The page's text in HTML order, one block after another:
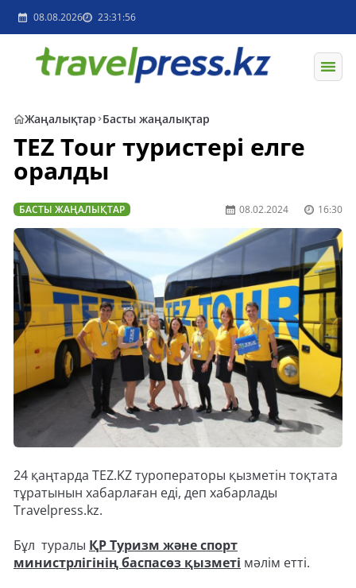
08.08.2026 23:31:56
Жаңалықтар Басты жаңалықтар
TEZ Tour туристері елге
оралды
БАСТЫ ЖАҢАЛЫҚТАР 08.02.2024 16:30
24 қаңтарда TEZ.KZ туроператоры қызметін тоқтата
тұратынын хабарлаған еді, деп хабарлады
Travelpress.kz.
Бұл туралы ҚР Туризм жəне спорт
министрлігінің баспасөз қызметі мәлім етті.